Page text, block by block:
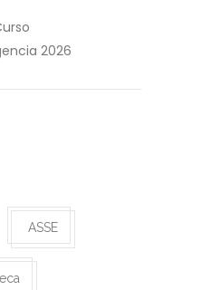
2026
ASSE